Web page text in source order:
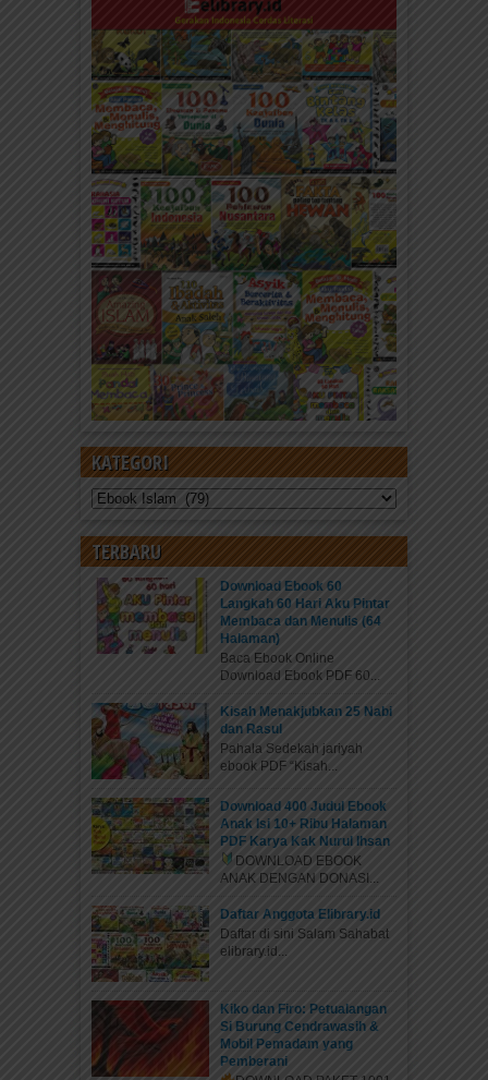
KATEGORI
Kategori
TERBARU
Download Ebook 60
Langkah 60 Hari Aku Pintar
Membaca dan Menulis (64
Halaman)
Baca Ebook Online
Download Ebook PDF 60...
Kisah Menakjubkan 25 Nabi
dan Rasul
Pahala Sedekah jariyah
ebook PDF “Kisah...
Download 400 Judul Ebook
Anak Isi 10+ Ribu Halaman
PDF Karya Kak Nurul Ihsan
DOWNLOAD EBOOK
ANAK DENGAN DONASI...
Daftar Anggota Elibrary.id
Daftar di sini Salam Sahabat
elibrary.id...
Kiko dan Firo: Petualangan
Si Burung Cendrawasih &
Mobil Pemadam yang
Pemberani